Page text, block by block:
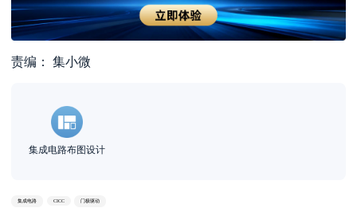
责编： 集小微
集成电路布图设计
集成电路 CICC 门极驱动